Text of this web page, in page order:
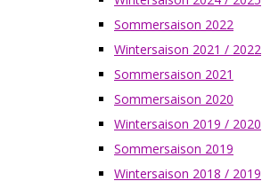
Sommersaison 2022
Wintersaison 2021 / 2022
Sommersaison 2021
Sommersaison 2020
Wintersaison 2019 / 2020
Sommersaison 2019
Wintersaison 2018 / 2019